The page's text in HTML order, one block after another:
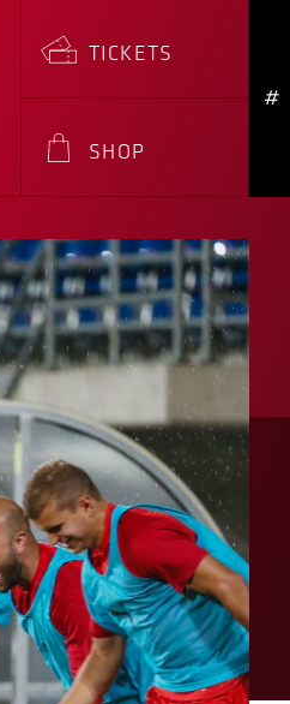
TICKETS
SHOP
#